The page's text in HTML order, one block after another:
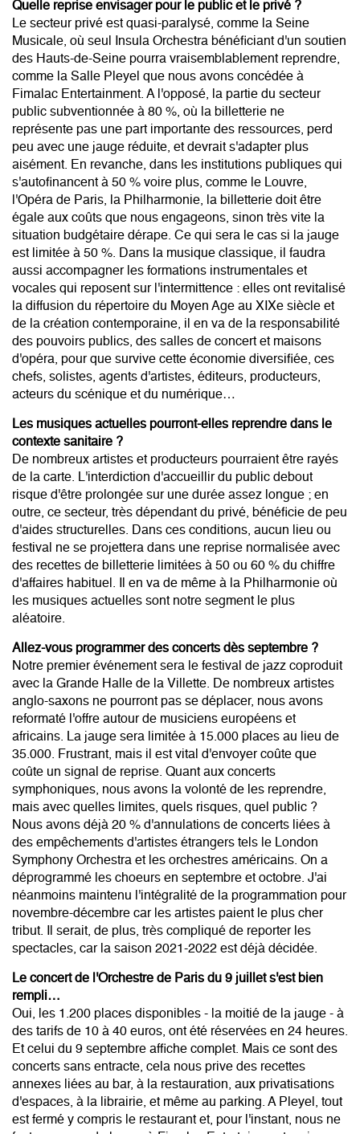
Quelle reprise envisager pour le public et le privé ?
Le secteur privé est quasi-paralysé, comme la Seine
Musicale, où seul Insula Orchestra bénéficiant d'un soutien
des Hauts-de-Seine pourra vraisemblablement reprendre,
comme la Salle Pleyel que nous avons concédée à
Fimalac Entertainment. A l'opposé, la partie du secteur
public subventionnée à 80 %, où la billetterie ne
représente pas une part importante des ressources, perd
peu avec une jauge réduite, et devrait s'adapter plus
aisément. En revanche, dans les institutions publiques qui
s'autofinancent à 50 % voire plus, comme le Louvre,
l'Opéra de Paris, la Philharmonie, la billetterie doit être
égale aux coûts que nous engageons, sinon très vite la
situation budgétaire dérape. Ce qui sera le cas si la jauge
est limitée à 50 %. Dans la musique classique, il faudra
aussi accompagner les formations instrumentales et
vocales qui reposent sur l'intermittence : elles ont revitalisé
la diffusion du répertoire du Moyen Age au XIXe siècle et
de la création contemporaine, il en va de la responsabilité
des pouvoirs publics, des salles de concert et maisons
d'opéra, pour que survive cette économie diversifiée, ces
chefs, solistes, agents d'artistes, éditeurs, producteurs,
acteurs du scénique et du numérique…
Les musiques actuelles pourront-elles reprendre dans le
contexte sanitaire ?
De nombreux artistes et producteurs pourraient être rayés
de la carte. L'interdiction d'accueillir du public debout
risque d'être prolongée sur une durée assez longue ; en
outre, ce secteur, très dépendant du privé, bénéficie de peu
d'aides structurelles. Dans ces conditions, aucun lieu ou
festival ne se projettera dans une reprise normalisée avec
des recettes de billetterie limitées à 50 ou 60 % du chiffre
d'affaires habituel. Il en va de même à la Philharmonie où
les musiques actuelles sont notre segment le plus
aléatoire.
Allez-vous programmer des concerts dès septembre ?
Notre premier événement sera le festival de jazz coproduit
avec la Grande Halle de la Villette. De nombreux artistes
anglo-saxons ne pourront pas se déplacer, nous avons
reformaté l'offre autour de musiciens européens et
africains. La jauge sera limitée à 15.000 places au lieu de
35.000. Frustrant, mais il est vital d'envoyer coûte que
coûte un signal de reprise. Quant aux concerts
symphoniques, nous avons la volonté de les reprendre,
mais avec quelles limites, quels risques, quel public ?
Nous avons déjà 20 % d'annulations de concerts liées à
des empêchements d'artistes étrangers tels le London
Symphony Orchestra et les orchestres américains. On a
déprogrammé les choeurs en septembre et octobre. J'ai
néanmoins maintenu l'intégralité de la programmation pour
novembre-décembre car les artistes paient le plus cher
tribut. Il serait, de plus, très compliqué de reporter les
spectacles, car la saison 2021-2022 est déjà décidée.
Le concert de l'Orchestre de Paris du 9 juillet s'est bien
rempli…
Oui, les 1.200 places disponibles - la moitié de la jauge - à
des tarifs de 10 à 40 euros, ont été réservées en 24 heures.
Et celui du 9 septembre affiche complet. Mais ce sont des
concerts sans entracte, cela nous prive des recettes
annexes liées au bar, à la restauration, aux privatisations
d'espaces, à la librairie, et même au parking. A Pleyel, tout
est fermé y compris le restaurant et, pour l'instant, nous ne